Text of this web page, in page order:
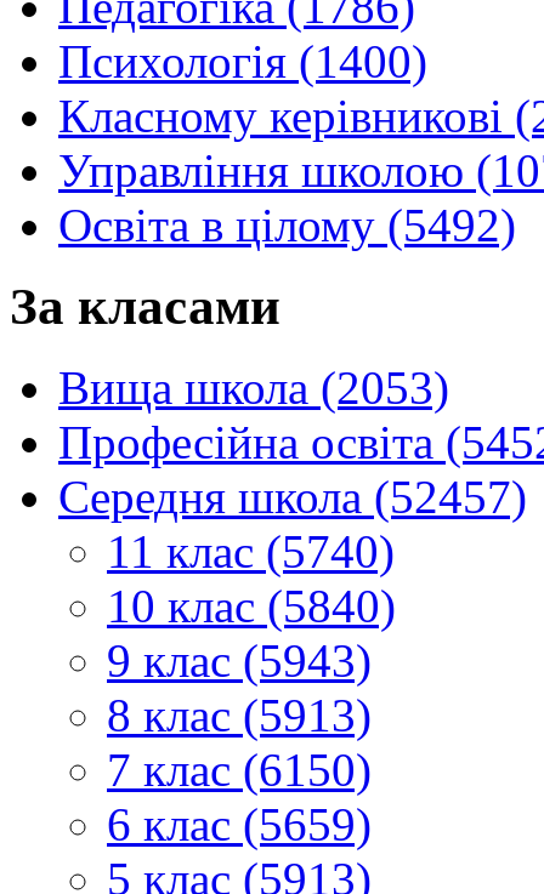
Психологія (1400)
Класному керівникові
Управління школою
Освіта в цілому (5492)
За класами
Вища школа (2053)
Професійна освіта
Середня школа (52457)
11 клас (5740)
10 клас (5840)
9 клас (5943)
8 клас (5913)
7 клас (6150)
6 клас (5659)
5 клас (5913)